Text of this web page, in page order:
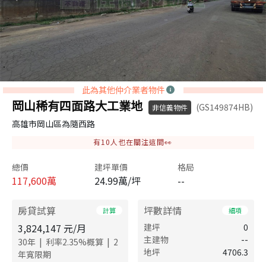
此為其他仲介業者物件
岡山稀有四面路大工業地 非信義物件
(GS149874HB)
高雄市岡山區為隨西路
有10 人也在關注這間👀
總價
117,600萬
建坪單價
24.99萬/坪
格局
--
房貸試算 計算
3,824,147 元/月
30年 | 利率2.35%概算 | 2
年寬限期
坪數詳情 細項
建坪
0
主建物
--
地坪
4706.3